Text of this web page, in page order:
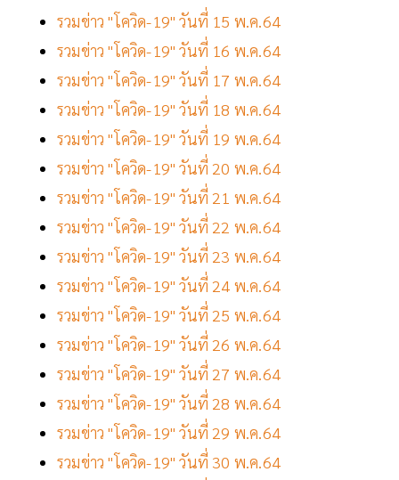
รวมข่าว "โควิด-19" วันที่ 15 พ.ค.64
รวมข่าว "โควิด-19" วันที่ 16 พ.ค.64
รวมข่าว "โควิด-19" วันที่ 17 พ.ค.64
รวมข่าว "โควิด-19" วันที่ 18 พ.ค.64
รวมข่าว "โควิด-19" วันที่ 19 พ.ค.64
รวมข่าว "โควิด-19" วันที่ 20 พ.ค.64
รวมข่าว "โควิด-19" วันที่ 21 พ.ค.64
รวมข่าว "โควิด-19" วันที่ 22 พ.ค.64
รวมข่าว "โควิด-19" วันที่ 23 พ.ค.64
รวมข่าว "โควิด-19" วันที่ 24 พ.ค.64
รวมข่าว "โควิด-19" วันที่ 25 พ.ค.64
รวมข่าว "โควิด-19" วันที่ 26 พ.ค.64
รวมข่าว "โควิด-19" วันที่ 27 พ.ค.64
รวมข่าว "โควิด-19" วันที่ 28 พ.ค.64
รวมข่าว "โควิด-19" วันที่ 29 พ.ค.64
รวมข่าว "โควิด-19" วันที่ 30 พ.ค.64